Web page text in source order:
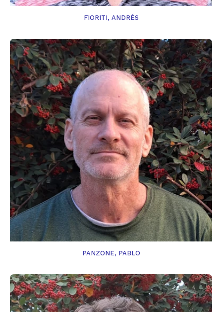
FIORITI, ANDRÉS
PANZONE, PABLO